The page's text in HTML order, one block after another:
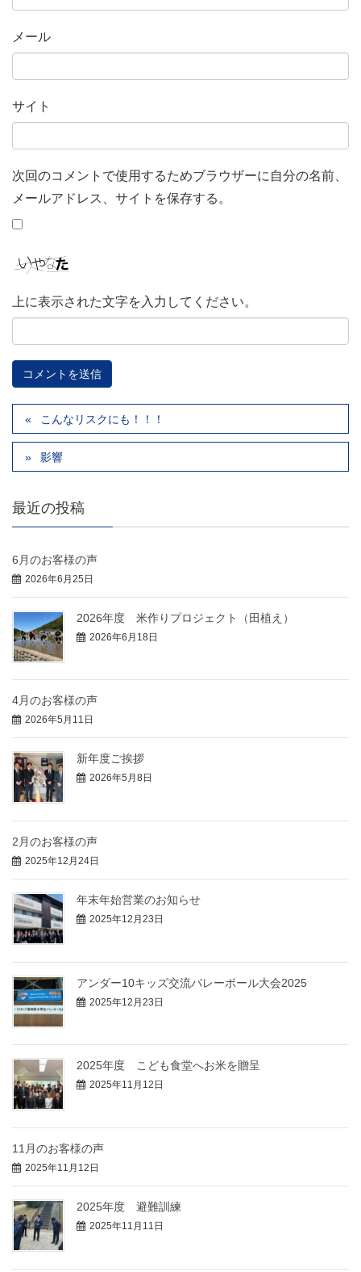
メール
サイト
次回のコメントで使用するためブラウザーに自分の名前、
メールアドレス、サイトを保存する。
上に表示された文字を入力してください。
こんなリスクにも！！！
影響
最近の投稿
6月のお客様の声
2026年6月25日
2026年度 米作りプロジェクト（田植え）
2026年6月18日
4月のお客様の声
2026年5月11日
新年度ご挨拶
2026年5月8日
2月のお客様の声
2025年12月24日
年末年始営業のお知らせ
2025年12月23日
アンダー10キッズ交流バレーボール大会2025
2025年12月23日
2025年度 こども食堂へお米を贈呈
2025年11月12日
11月のお客様の声
2025年11月12日
2025年度 避難訓練
2025年11月11日